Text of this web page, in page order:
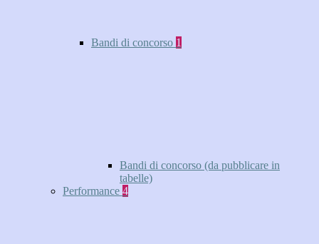
Bandi di concorso 1
Bandi di concorso (da pubblicare in
tabelle)
Performance 4